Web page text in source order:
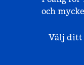
och
Välj